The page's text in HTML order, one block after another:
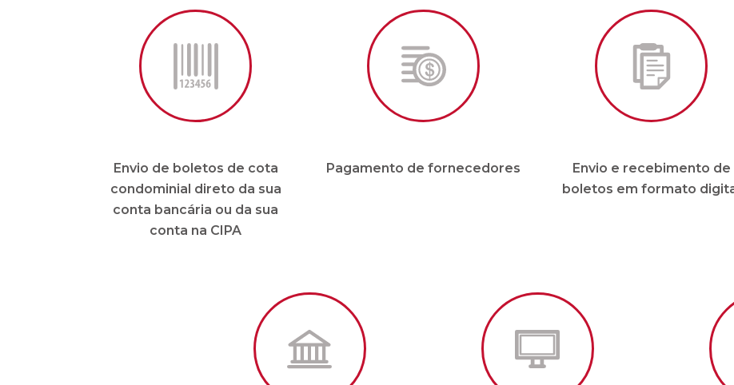
Envio de boletos de cota
condominial direto da sua
conta bancária ou da sua
conta na CIPA
Pagamento de fornecedores
Envio e recebimento de
boletos em formato